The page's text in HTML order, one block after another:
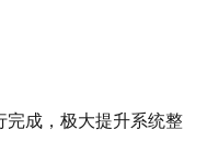
完成，极大提升系统整